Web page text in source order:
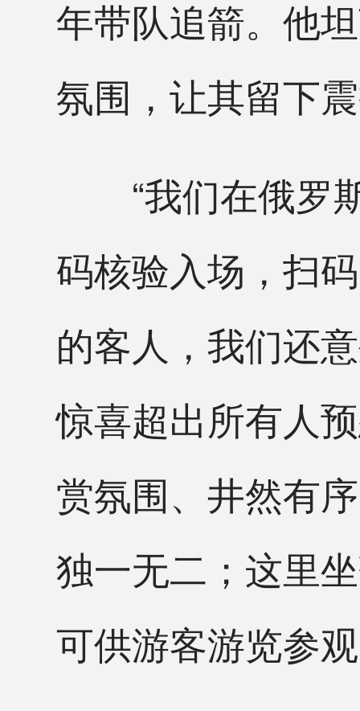
年带队追箭。他
氛围，让其留下
“我们在俄罗斯
码核验入场，扫
的客人，我们还
惊喜超出所有人
赏氛围、井然有
独一无二；这里
可供游客游览参